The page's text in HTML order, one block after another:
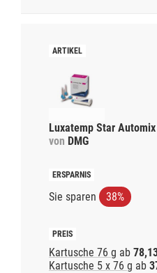
Luxatemp Star
von DMG
Sie sparen 38%
Kartusche 76 g ab
Kartusche 5 x 76 g ab